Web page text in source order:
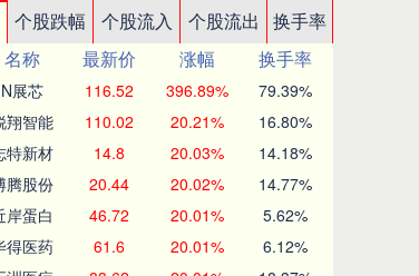
个股跌幅 个股流入 个股流出
换手率
名称 最新价 涨幅
换手率
N展芯 116.52 396.89% 79.39%
翔智能 110.02 20.21% 16.80%
特新材 14.8 20.03% 14.18%
腾股份 20.44 20.02% 14.77%
岸蛋白 46.72 20.01% 5.62%
得医药 61.6 20.01% 6.12%